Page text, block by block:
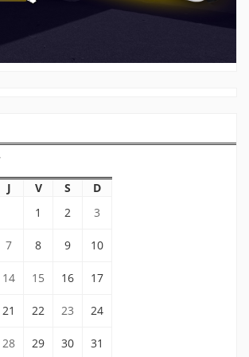
J V S
D
1
2 3
7 8 9 10
14 15 16 17
21 22 23 24
28 29 30 31